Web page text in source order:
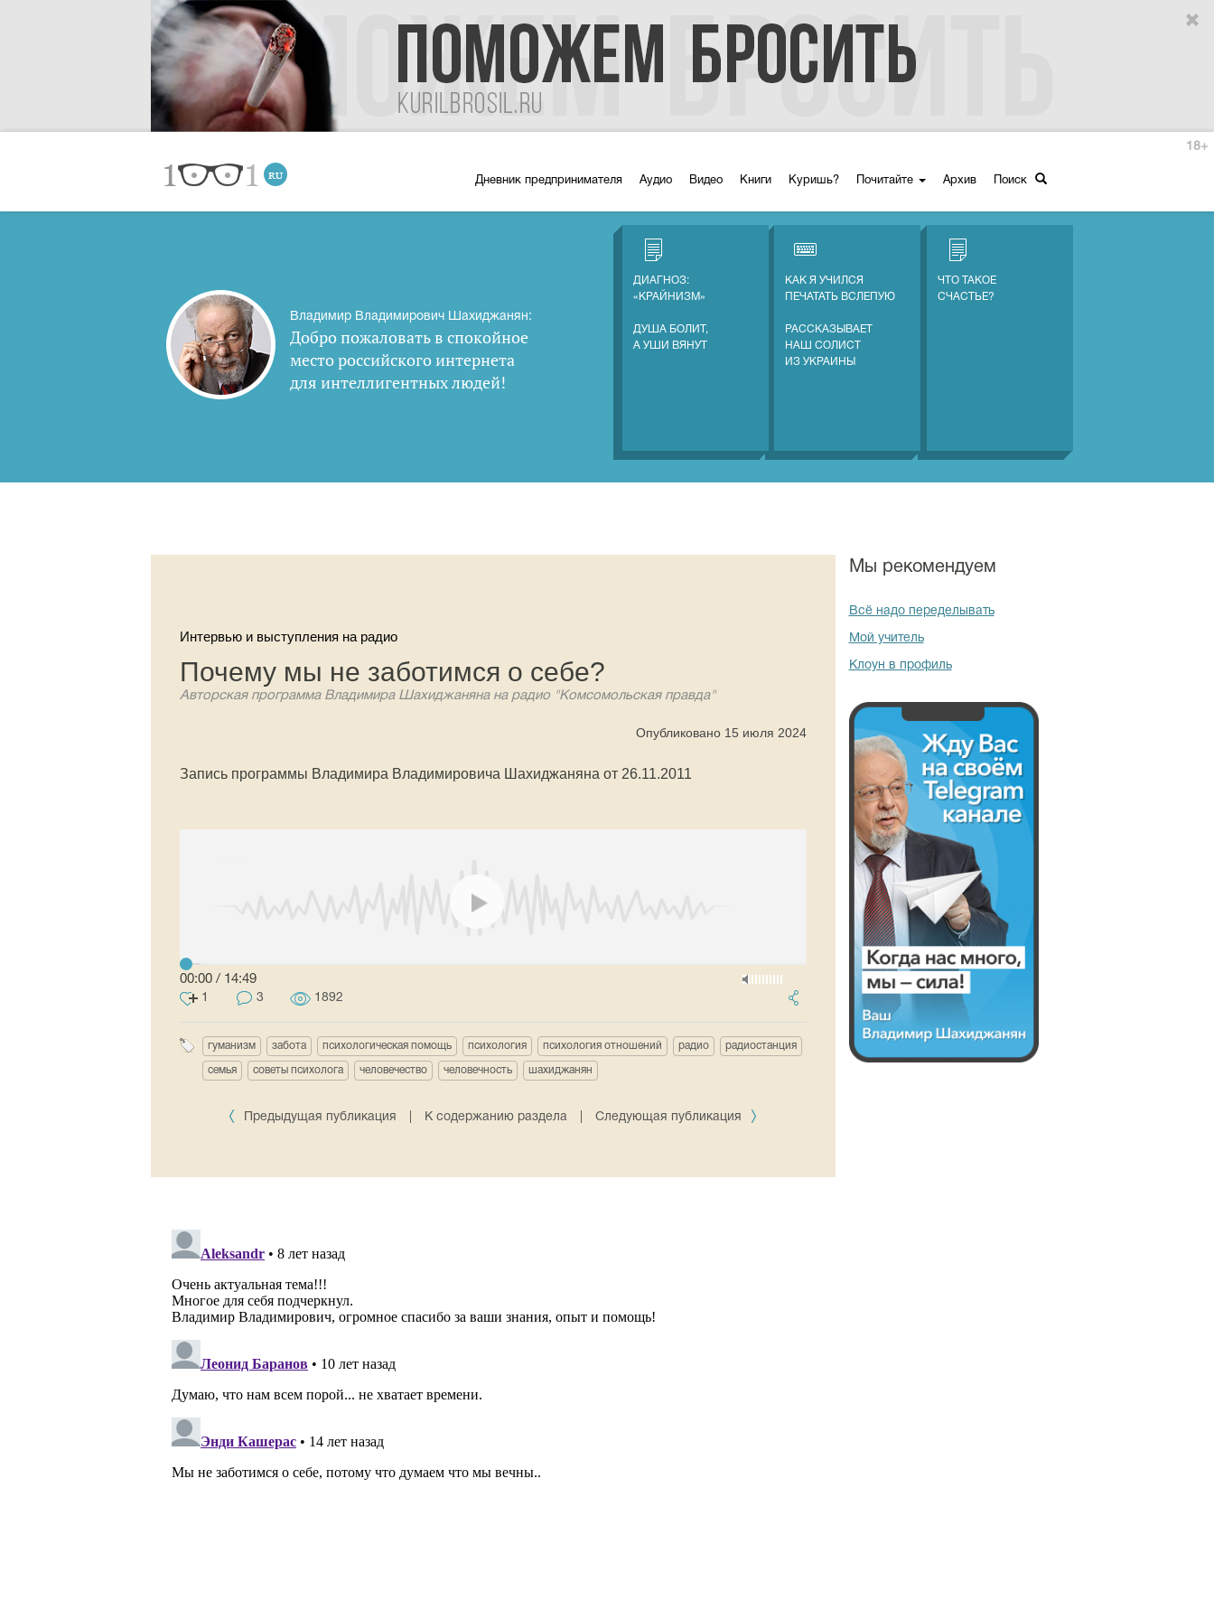
Дневник предпринимателя Аудио Видео Книги Куришь? Почитайте Архив Поиск
18+
Владимир Владимирович Шахиджанян:
Добро пожаловать в спокойное
место российского интернета
для интеллигентных людей!
ДИАГНОЗ:
«КРАЙНИЗМ»
ДУША БОЛИТ,
А УШИ ВЯНУТ
КАК Я УЧИЛСЯ
ПЕЧАТАТЬ ВСЛЕПУЮ
РАССКАЗЫВАЕТ
НАШ СОЛИСТ
ИЗ УКРАИНЫ
ЧТО ТАКОЕ
СЧАСТЬЕ?
Интервью и выступления на радио
Почему мы не заботимся о себе?
Авторская программа Владимира Шахиджаняна на радио "Комсомольская правда"
Опубликовано 15 июля 2024
Запись программы Владимира Владимировича Шахиджаняна от 26.11.2011
00:00 / 14:49
1 3 1892
гуманизм забота психологическая помощь психология психология отношений радио радиостанция
семья советы психолога человечество человечность шахиджанян
Предыдущая публикация К содержанию раздела Следующая публикация
Мы рекомендуем
Всё надо переделывать
Мой учитель
Клоун в профиль